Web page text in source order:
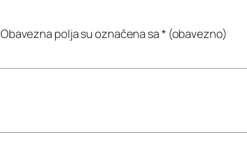
Obavezna polja su označena sa* (obavezno)